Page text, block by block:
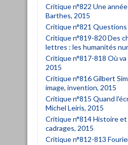
Critique n°822 Une
Barthes, 2015
Critique n°821
Critique n°819-820 Des
lettres : les humanités
Critique n°817-818 Où va
2015
Critique n°816 Gilbert
image, invention, 2015
Critique n°815 Quand
Michel Leiris, 2015
Critique n°814 Histoire
cadrages, 2015
Critique n°812-813